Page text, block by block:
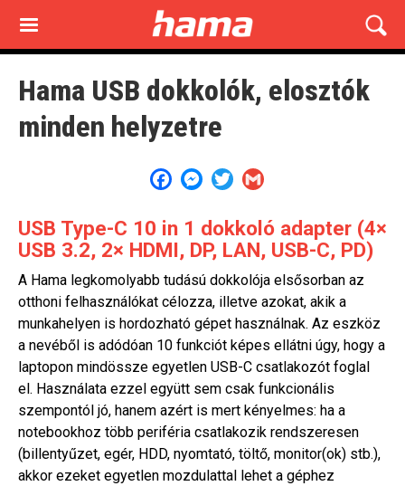
main
Hama USB dokkolók, elosztók
minden helyzetre
FacebookMessenger
Twitter
USB Type-C 10 in 1 dokkoló adapter (4×
USB 3.2, 2× HDMI, DP, LAN, USB-C, PD)
A Hama legkomolyabb tudású dokkolója elsősorban az
otthoni felhasználókat célozza, illetve azokat, akik a
munkahelyen is hordozható gépet használnak. Az eszköz
a nevéből is adódóan 10 funkciót képes ellátni úgy, hogy a
laptopon mindössze egyetlen USB-C csatlakozót foglal
el. Használata ezzel együtt sem csak funkcionális
szempontól jó, hanem azért is mert kényelmes: ha a
notebookhoz több periféria csatlakozik rendszeresen
(billentyűzet, egér, HDD, nyomtató, töltő, monitor(ok) stb.),
akkor ezeket egyetlen mozdulattal lehet a géphez